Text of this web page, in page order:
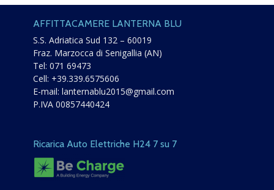
AFFITTACAMERE LANTERNA BLU
S.S. Adriatica Sud 132 – 60019
Fraz. Marzocca di Senigallia (AN)
Tel: 071 69473
Cell: +39.339.6575606
E-mail: lanternablu2015@gmail.com
P.IVA 00857440424
Ricarica Auto Elettriche H24 7 su 7